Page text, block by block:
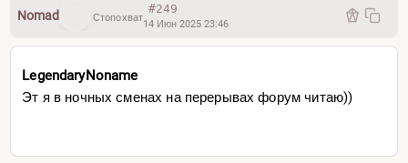
Nomad Стопохват
#249
14 Июн 2025 23:46
LegendaryNoname
Эт я в ночных сменах на перерывах форум читаю))